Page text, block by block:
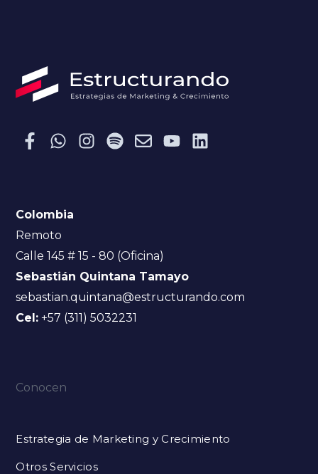
Colombia
Remoto
Calle 145 # 15 - 80 (Oficina)
Sebastián Quintana Tamayo
sebastian.quintana@estructurando.com
Cel: +57 (311) 5032231
Conocen
Estrategia de Marketing y Crecimiento
Otros Servicios